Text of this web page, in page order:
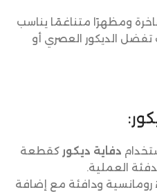
ومظهرًا متناغمًا يناسب
الديكور العصري أو
دفاية ديكور كقطعة
العملية.
ودافئة مع إضافة